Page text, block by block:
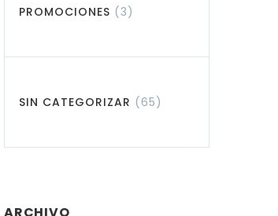
PROMOCIONES (3)
SIN CATEGORIZAR (65)